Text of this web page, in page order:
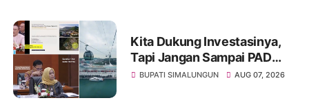
Kita Dukung Investasinya,
Tapi Jangan Sampai PAD
Simalungun yang Jadi
BUPATI SIMALUNGUN AUG 07, 2026